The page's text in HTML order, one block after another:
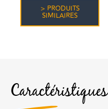
> PRODUITS
SIMILAIRES
Caractéristiques